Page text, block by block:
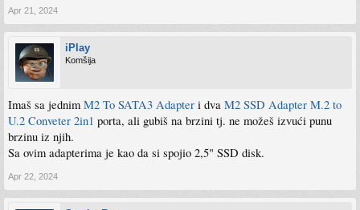
Apr 21, 2024
iPlay
Komšija
Imaš sa jednim M2 To SATA3 Adapter i dva M2 SSD Adapter M.2 to
U.2 Conveter 2in1 porta, ali gubiš na brzini tj. ne možeš izvući punu
brzinu iz njih.
Sa ovim adapterima je kao da si spojio 2,5" SSD disk.
Apr 22, 2024